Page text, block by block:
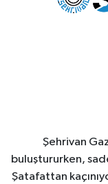
Şehrivan
buluştururken,
Şatafattan